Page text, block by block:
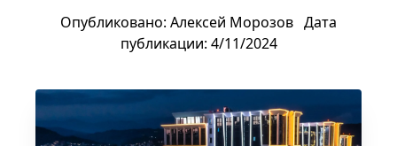
Опубликовано: Алексей Морозов Дата
публикации: 4/11/2024